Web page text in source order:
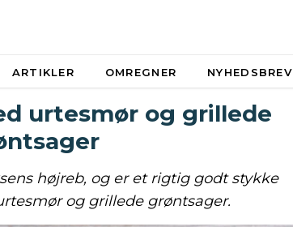
ARTIKLER OMREGNER NYHEDSBREV
urtesmør og grillede
højreb, og er et rigtig godt stykke
og grillede grøntsager.